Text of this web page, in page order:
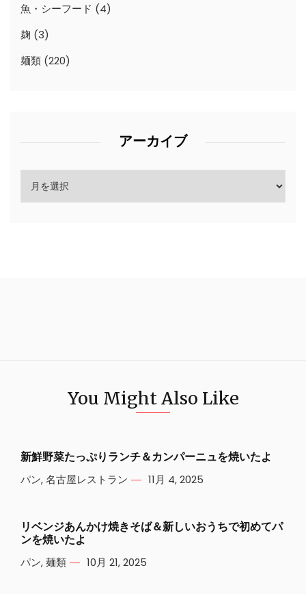
魚・シーフード (4)
麹 (3)
麺類 (220)
アーカイブ
You Might Also Like
新鮮野菜たっぷりランチ＆カンパーニュを焼いたよ
パン,名古屋レストラン 11月 4, 2025
リベンジあんかけ焼きそば＆新しいおうちで初めてパ
ンを焼いたよ
パン,麺類 10月 21, 2025